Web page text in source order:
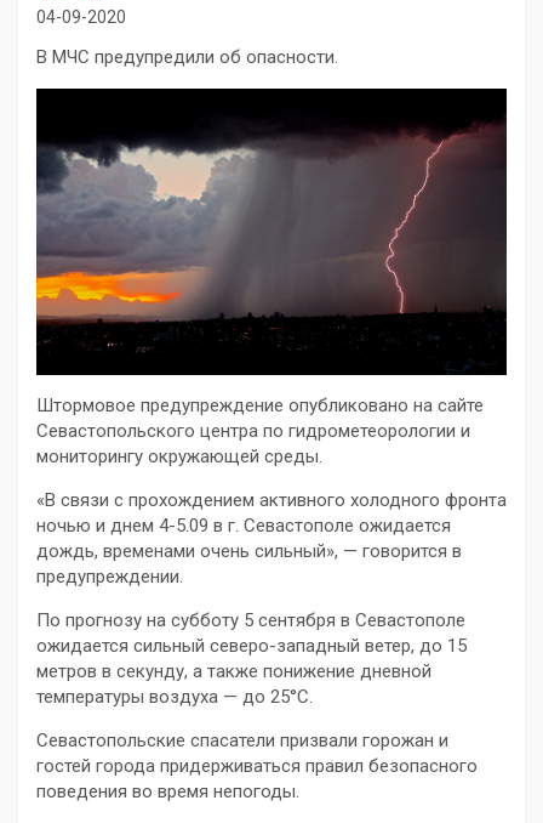
04-09-2020
В МЧС предупредили об опасности.
Штормовое предупреждение опубликовано на сайте
Севастопольского центра по гидрометеорологии и
мониторингу окружающей среды.
«В связи с прохождением активного холодного фронта
ночью и днем 4-5.09 в г. Севастополе ожидается
дождь, временами очень сильный», — говорится в
предупреждении.
По прогнозу на субботу 5 сентября в Севастополе
ожидается сильный северо-западный ветер, до 15
метров в секунду, а также понижение дневной
температуры воздуха — до 25°С.
Севастопольские спасатели призвали горожан и
гостей города придерживаться правил безопасного
поведения во время непогоды.